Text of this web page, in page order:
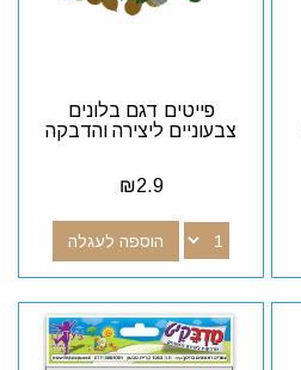
פייטים דגם בלונים
צבעוניים ליצירה והדבקה
₪2.9
הוספה לעגלה